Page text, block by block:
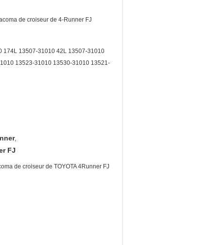
de croiseur de 4-Runner FJ
174L 13507-31010 42L 13507-31010
13523-31010 13530-31010 13521-
,
FJ
de croiseur de TOYOTA 4Runner FJ